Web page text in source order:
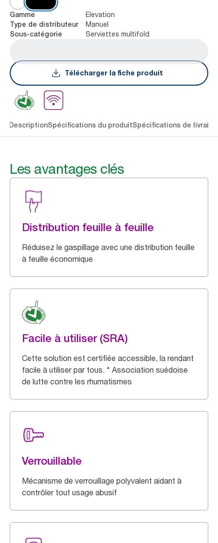
Gamme Elevation
Type de distributeur Manuel
Sous-catégorie Serviettes multifold
Télécharger la fiche produit
DescriptionSpécifications du produitSpécifications de
Les avantages clés
Distribution feuille à feuille
Réduisez le gaspillage avec une distribution feuille
à feuille économique
Facile à utiliser (SRA)
Cette solution est certifiée accessible, la rendant
facile à utiliser par tous. * Association suédoise
de lutte contre les rhumatismes
Verrouillable
Mécanisme de verrouillage polyvalent aidant à
contrôler tout usage abusif